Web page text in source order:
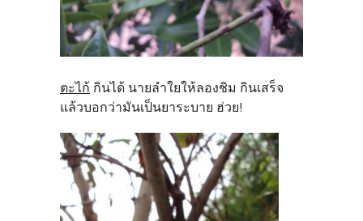
ตะไก้ กินได้ นายลำใยให้ลองชิม กินเสร็จ
แล้วบอกว่ามันเป็นยาระบาย ฮ่วย!